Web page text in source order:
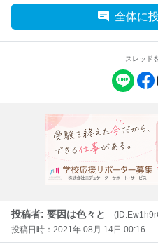
全体に
スレッド
投稿者: 要因は色々と
投稿日時：2021年 08月 14日 00:16